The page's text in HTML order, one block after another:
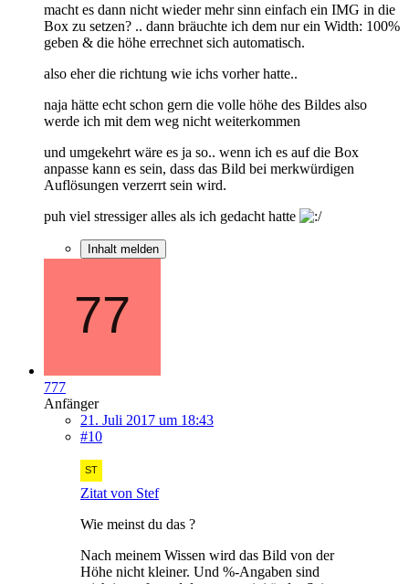
macht es dann nicht wieder mehr sinn einfach ein IMG in die
Box zu setzen? .. dann bräuchte ich dem nur ein Width: 100%
geben & die höhe errechnet sich automatisch.
also eher die richtung wie ichs vorher hatte..
naja hätte echt schon gern die volle höhe des Bildes also
werde ich mit dem weg nicht weiterkommen
und umgekehrt wäre es ja so.. wenn ich es auf die Box
anpasse kann es sein, dass das Bild bei merkwürdigen
Auflösungen verzerrt sein wird.
puh viel stressiger alles als ich gedacht hatte
Inhalt melden
777
Anfänger
21. Juli 2017 um 18:43
#10
Zitat von Stef
Wie meinst du das ?
Nach meinem Wissen wird das Bild von der
Höhe nicht kleiner. Und %-Angaben sind